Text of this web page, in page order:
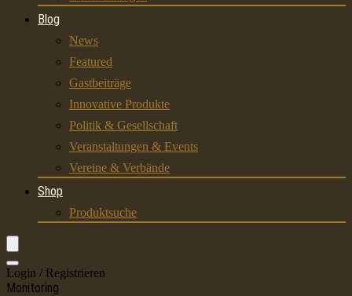
Blog
News
Featured
Gastbeiträge
Innovative Produkte
Politik & Gesellschaft
Veranstaltungen & Events
Vereine & Verbände
Shop
Produktsuche
Login / Registrieren
Monitoring